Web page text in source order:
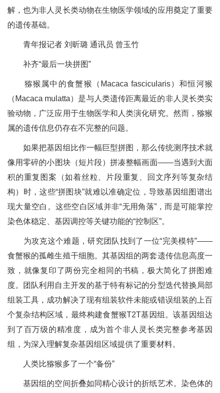
解，也为非人灵长类动物在生物医学领域的应用奠定了重要
的遗传基础。
青年报记者 刘昕璐 通讯员 曾玉竹
补齐“最后一块拼图”
猕猴属中的食蟹猴（Macaca fascicularis）和恒河猴
（Macaca mulatta）是与人类遗传距离最近的非人灵长类实
验动物，广泛应用于生物医学和人类演化研究。然而，猕猴
属的遗传信息仍存在不完整的问题。
如果把基因组比作一幅巨型拼图，那么传统测序技术就
像用零碎的小图块（短片段）拼凑整幅画面——当遇到大面
积的重复图案（如着丝粒、片段重复、回文序列等复杂结
构）时，这些“拼图块”就难以准确定位，导致基因组图谱出
现大量空白。这些空白区域并非“无用角落”，而是可能掌控
染色体稳定、基因调控等关键功能的“控制区”。
为攻克这个难题，研究团队找到了一位“完美模特”——
食蟹猴的孤雌生殖干细胞。其基因组的两套遗传信息高度一
致，就像复印了两份完全相同的书稿，极大简化了拼图难
度。团队利用自主开发的基于特有标记的分型迭代替换局部
组装工具，成功解决了现有组装软件未能或错误组装的上百
个复杂结构区域，最终构建食蟹猴T2T基因组。该基因组达
到了百万级的精准度，成为首个非人灵长类完整参考基因
组，为深入理解复杂基因组区域提供了重要材料。
人类比猕猴多了一个“备份”
基因组的空间折叠如同精心设计的折纸艺术。染色体的